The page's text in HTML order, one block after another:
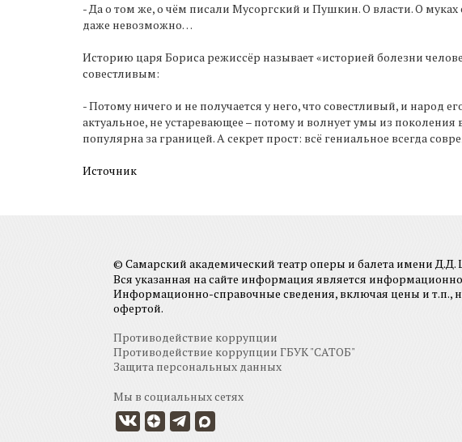
- Да о том же, о чём писали Мусоргский и Пушкин. О власти. О муках
даже невозможно…
Историю царя Бориса режиссёр называет «историей болезни
совестливым:
- Потому ничего и не получается у него, что совестливый, и народ
актуальное, не устаревающее – потому и волнует умы из
популярна за границей. А секрет прост: всё гениальное всегда
Источник
© Самарский академический театр оперы и балета имени Д.Д.
Вся указанная на сайте информация является
Информационно-справочные сведения, включая цены и т.п.,
офертой.
Противодействие коррупции
Противодействие коррупции ГБУК "САТОБ"
Защита персональных данных
Мы в социальных сетях